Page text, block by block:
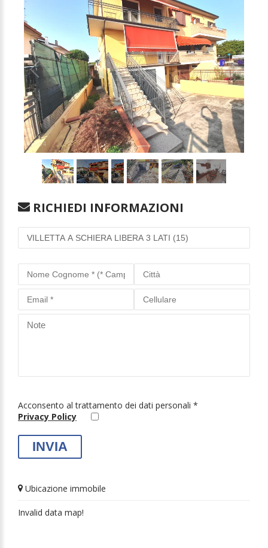
1/ 24
RICHIEDI INFORMAZIONI
Acconsento al trattamento dei dati personali *
Privacy Policy
Ubicazione immobile
Invalid data map!